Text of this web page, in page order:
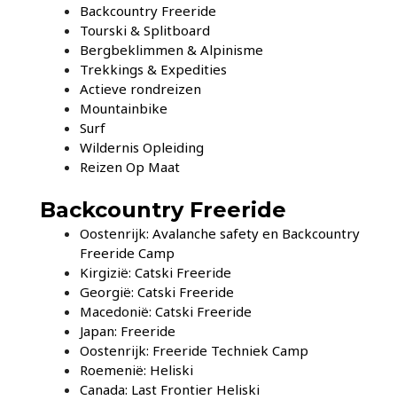
Backcountry Freeride
Tourski & Splitboard
Bergbeklimmen & Alpinisme
Trekkings & Expedities
Actieve rondreizen
Mountainbike
Surf
Wildernis Opleiding
Reizen Op Maat
Backcountry Freeride
Oostenrijk: Avalanche safety en Backcountry
Freeride Camp
Kirgizië: Catski Freeride
Georgië: Catski Freeride
Macedonië: Catski Freeride
Japan: Freeride
Oostenrijk: Freeride Techniek Camp
Roemenië: Heliski
Canada: Last Frontier Heliski